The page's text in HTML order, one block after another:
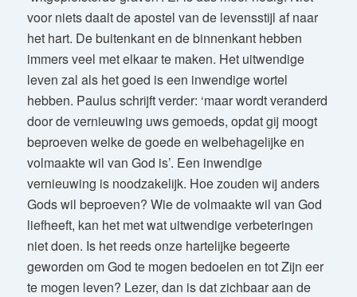
voor niets daalt de apostel van de levensstijl af naar
het hart. De buitenkant en de binnenkant hebben
immers veel met elkaar te maken. Het uitwendige
leven zal als het goed is een inwendige wortel
hebben. Paulus schrijft verder: ‘maar wordt veranderd
door de vernieuwing uws gemoeds, opdat gij moogt
beproeven welke de goede en welbehagelijke en
volmaakte wil van God is’. Een inwendige
vernieuwing is noodzakelijk. Hoe zouden wij anders
Gods wil beproeven? Wie de volmaakte wil van God
liefheeft, kan het met wat uitwendige verbeteringen
niet doen. Is het reeds onze hartelijke begeerte
geworden om God te mogen bedoelen en tot Zijn eer
te mogen leven? Lezer, dan is dat zichbaar aan de